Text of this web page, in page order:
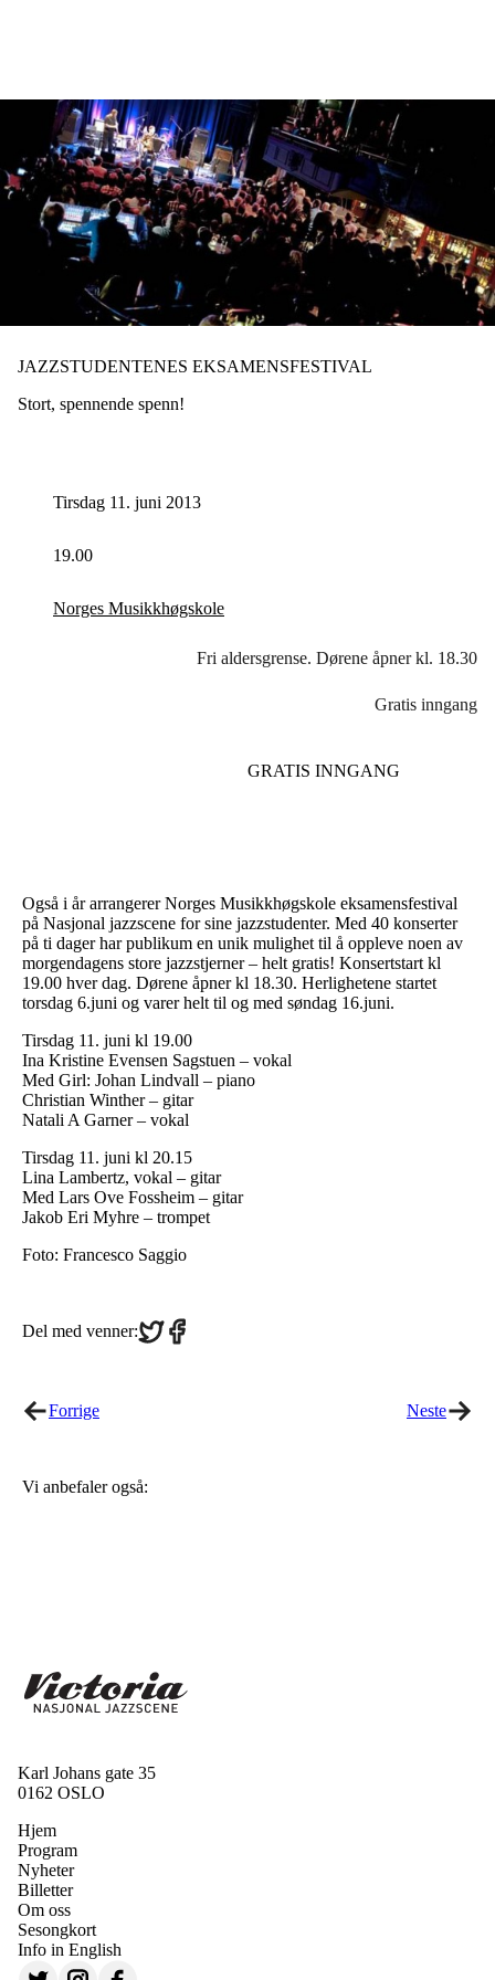
JAZZSTUDENTENES EKSAMENSFESTIVAL
Stort, spennende spenn!
Tirsdag 11. juni 2013
19.00
Norges Musikkhøgskole
Fri aldersgrense. Dørene åpner kl. 18.30
Gratis inngang
GRATIS INNGANG
Også i år arrangerer Norges Musikkhøgskole eksamensfestival
på Nasjonal jazzscene for sine jazzstudenter. Med 40 konserter
på ti dager har publikum en unik mulighet til å oppleve noen av
morgendagens store jazzstjerner – helt gratis! Konsertstart kl
19.00 hver dag. Dørene åpner kl 18.30. Herlighetene startet
torsdag 6.juni og varer helt til og med søndag 16.juni.
Tirsdag 11. juni kl 19.00
Ina Kristine Evensen Sagstuen – vokal
Med Girl: Johan Lindvall – piano
Christian Winther – gitar
Natali A Garner – vokal
Tirsdag 11. juni kl 20.15
Lina Lambertz, vokal – gitar
Med Lars Ove Fossheim – gitar
Jakob Eri Myhre – trompet
Foto: Francesco Saggio
Del med venner:Share
on
Share
on
Forrige Neste
Vi anbefaler også:
Karl Johans gate 35
0162 OSLO
Hjem
Program
Nyheter
Billetter
Om oss
Sesongkort
Info in English